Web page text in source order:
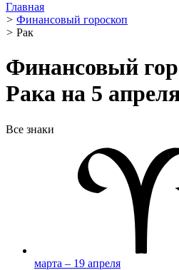
Главная
> Финансовый гороскоп
> Рак ️
Финансовый
Рака на 5
Все знаки
марта – 19 апреля